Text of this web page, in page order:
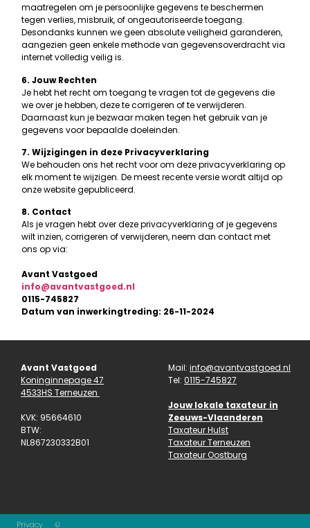
maatregelen om je persoonlijke gegevens te beschermen
tegen verlies, misbruik, of ongeautoriseerde toegang.
Desondanks kunnen we geen absolute veiligheid garanderen,
aangezien geen enkele methode van gegevensoverdracht via
internet volledig veilig is.
6. Jouw Rechten
Je hebt het recht om toegang te vragen tot de gegevens die
we over je hebben, deze te corrigeren of te verwijderen.
Daarnaast kun je bezwaar maken tegen het gebruik van je
gegevens voor bepaalde doeleinden.
7. Wijzigingen in deze Privacyverklaring
We behouden ons het recht voor om deze privacyverklaring op
elk moment te wijzigen. De meest recente versie wordt altijd op
onze website gepubliceerd.
8. Contact
Als je vragen hebt over deze privacyverklaring of je gegevens
wilt inzien, corrigeren of verwijderen, neem dan contact met
ons op via:
Avant Vastgoed
info@avantvastgoed.nl
0115-745827
Datum van inwerkingtreding: 26-11-2024
Avant Vastgoed
Koninginnepage 47
4533HS Terneuzen
KVK: 95664610
BTW:
NL867230332B01
Mail: info@avantvastgoed.nl
Tel: 0115-745827
Jouw lokale taxateur in
Zeeuws-Vlaanderen
Taxateur Hulst
Taxateur Terneuzen
Taxateur Oostburg
Privacy ©